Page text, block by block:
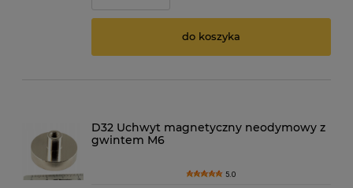
do koszyka
D32 Uchwyt magnetyczny neodymowy z
gwintem M6
5.0